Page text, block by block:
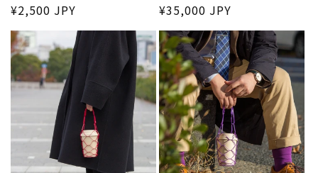
通
常
価
格
¥2,500 JPY
通
常
価
格
¥35,000 JPY